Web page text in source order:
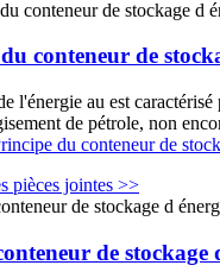
conteneur de
l'énergie au est
de pétrole, non
du conteneur de
pièces jointes >>
de stockage